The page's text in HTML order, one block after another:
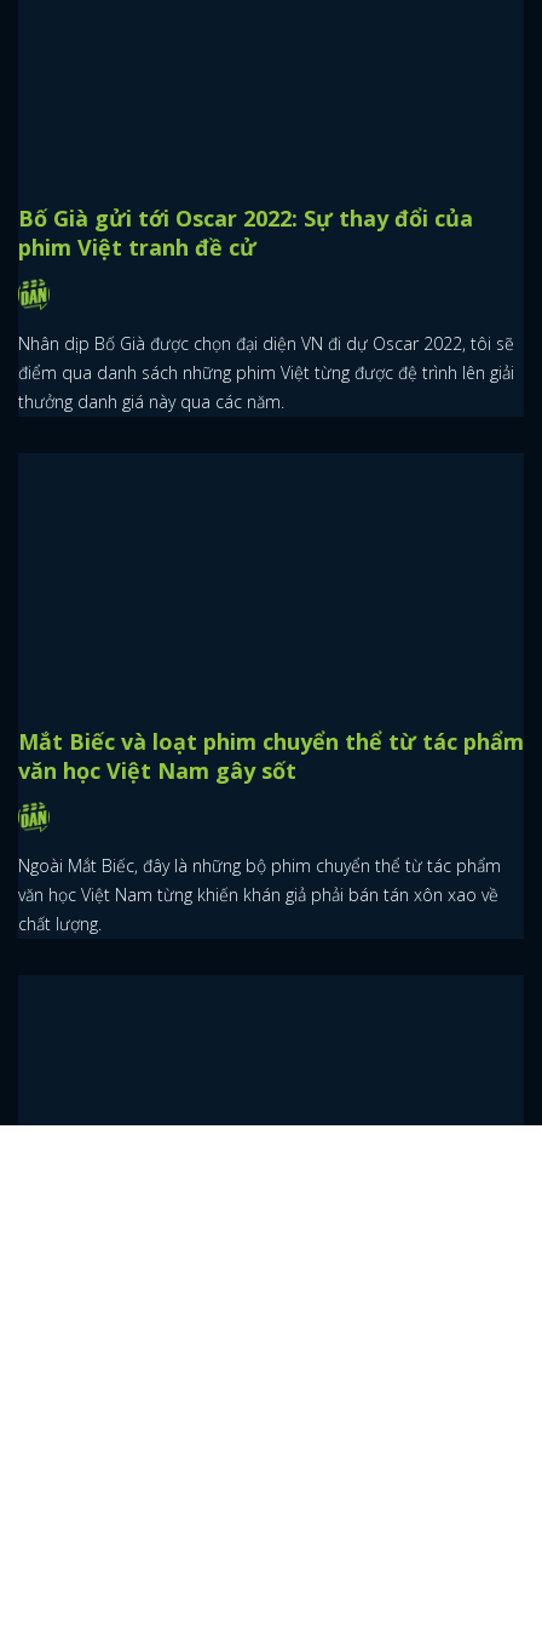
Bố Già gửi tới Oscar 2022: Sự thay đổi của
phim Việt tranh đề cử
Nhân dịp Bố Già được chọn đại diện VN đi dự Oscar 2022, tôi sẽ
điểm qua danh sách những phim Việt từng được đệ trình lên giải
thưởng danh giá này qua các năm.
Mắt Biếc và loạt phim chuyển thể từ tác phẩm
văn học Việt Nam gây sốt
Ngoài Mắt Biếc, đây là những bộ phim chuyển thể từ tác phẩm
văn học Việt Nam từng khiến khán giả phải bán tán xôn xao về
chất lượng.